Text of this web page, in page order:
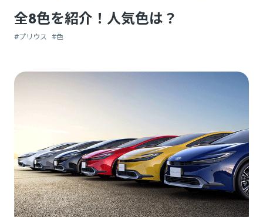
全8色を紹介！人気色は？
#プリウス #色